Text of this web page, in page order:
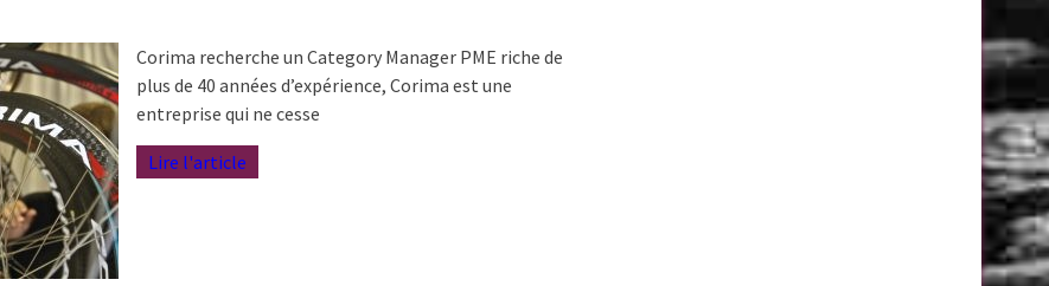
Corima recherche un Category Manager PME riche de
plus de 40 années d’expérience, Corima est une
entreprise qui ne cesse
Lire l'article